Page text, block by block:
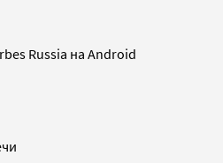
Russia на Android